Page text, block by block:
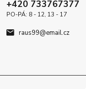
+420 733767377
PO-PÁ: 8 - 12, 13 - 17
raus99@email.cz